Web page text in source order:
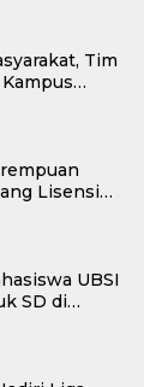
Tim
Lisensi
UBSI
SD di